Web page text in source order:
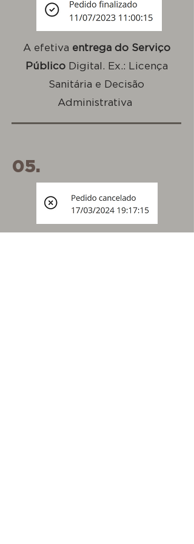
A efetiva entrega do Serviço
PúblicoDigital. Ex.: Licença
Sanitária e Decisão
Administrativa
05.